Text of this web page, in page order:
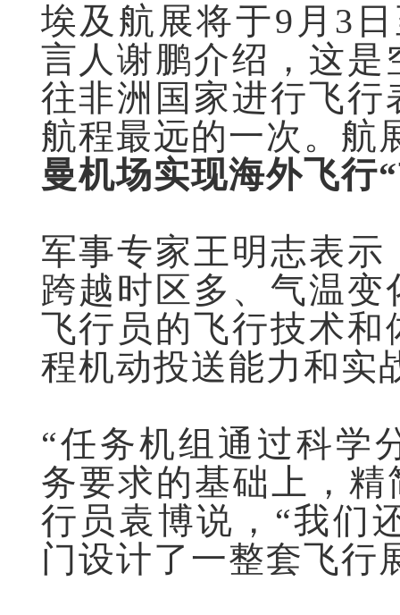
埃及航展将于9月3
言人谢鹏介绍，这
往非洲国家进行飞
航程最远的一次。航
曼机场实现海外飞行
军事专家王明志表
跨越时区多、气温
飞行员的飞行技术
程机动投送能力和实
“任务机组通过科学
务要求的基础上，
行员袁博说，“我们
门设计了一整套飞行